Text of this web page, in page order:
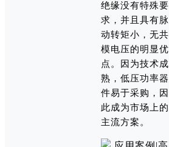
绝缘没有特殊要
求，并且具有脉
动转矩小，无共
模电压的明显优
点。因为技术成
熟，低压功率器
件易于采购，因
此成为市场上的
主流方案。